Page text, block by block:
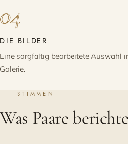
04
DIE BILDER
Eine sorgfältig bearbeitete Auswahl
Galerie.
STIMMEN
Was Paare